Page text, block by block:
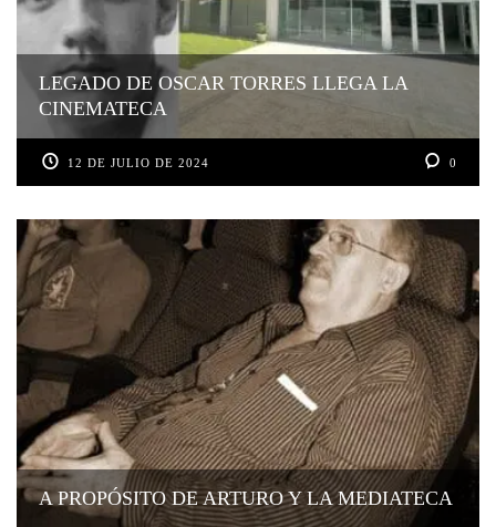
LEGADO DE OSCAR TORRES LLEGA LA
CINEMATECA
12 DE JULIO DE 2024 0
A PROPÓSITO DE ARTURO Y LA MEDIATECA